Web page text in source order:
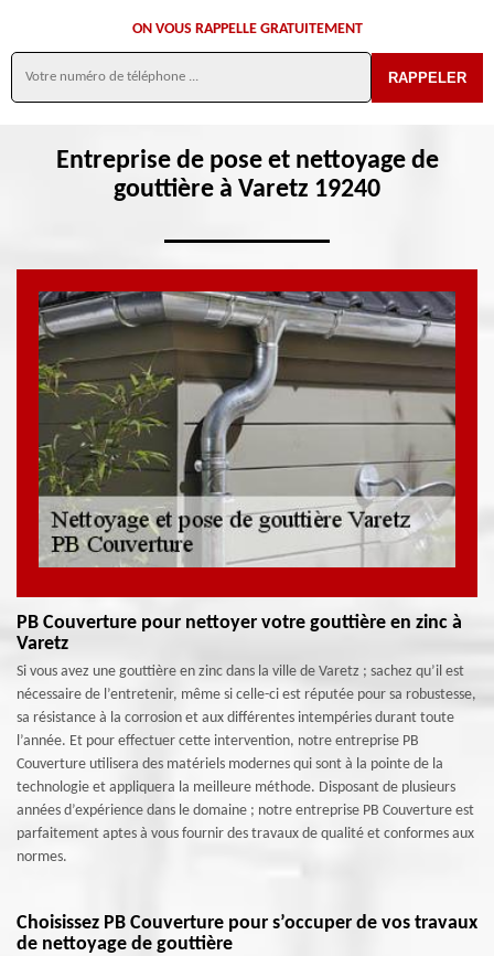
ON VOUS RAPPELLE GRATUITEMENT
Entreprise de pose et nettoyage de
gouttière à Varetz 19240
PB Couverture pour nettoyer votre gouttière en zinc à
Varetz
Si vous avez une gouttière en zinc dans la ville de Varetz ; sachez qu’il est
nécessaire de l’entretenir, même si celle-ci est réputée pour sa robustesse,
sa résistance à la corrosion et aux différentes intempéries durant toute
l’année. Et pour effectuer cette intervention, notre entreprise PB
Couverture utilisera des matériels modernes qui sont à la pointe de la
technologie et appliquera la meilleure méthode. Disposant de plusieurs
années d’expérience dans le domaine ; notre entreprise PB Couverture est
parfaitement aptes à vous fournir des travaux de qualité et conformes aux
normes.
Choisissez PB Couverture pour s’occuper de vos travaux
de nettoyage de gouttière